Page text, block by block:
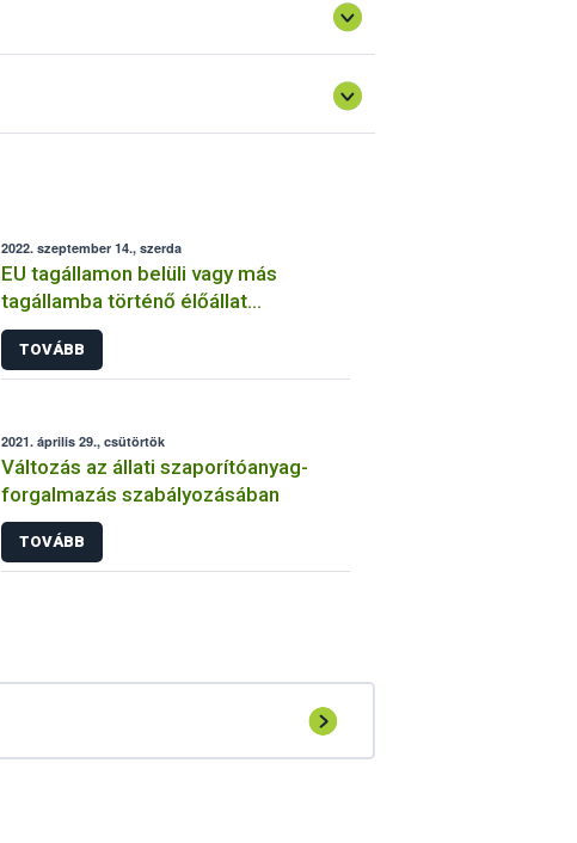
2022. szeptember 14., szerda
EU tagállamon belüli vagy más
tagállamba történő élőállat
mozgatására engedélyezett
„körülhatárolt létesítmények”
(„Állatkert/Laboratórium”)
TOVÁBB
2021. április 29., csütörtök
Változás az állati szaporítóanyag-
forgalmazás szabályozásában
TOVÁBB